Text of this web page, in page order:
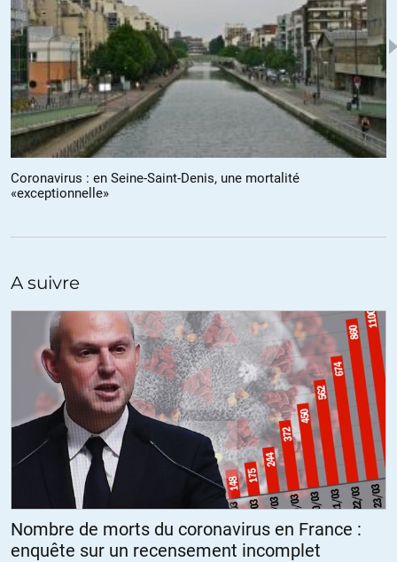
Coronavirus : en Seine-Saint-Denis, une mortalité
«exceptionnelle»
A suivre
Nombre de morts du coronavirus en France :
enquête sur un recensement incomplet